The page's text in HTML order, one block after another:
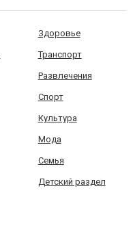
Здоровье
Транспорт
Развлечения
Спорт
Культура
Мода
Семья
Детский раздел